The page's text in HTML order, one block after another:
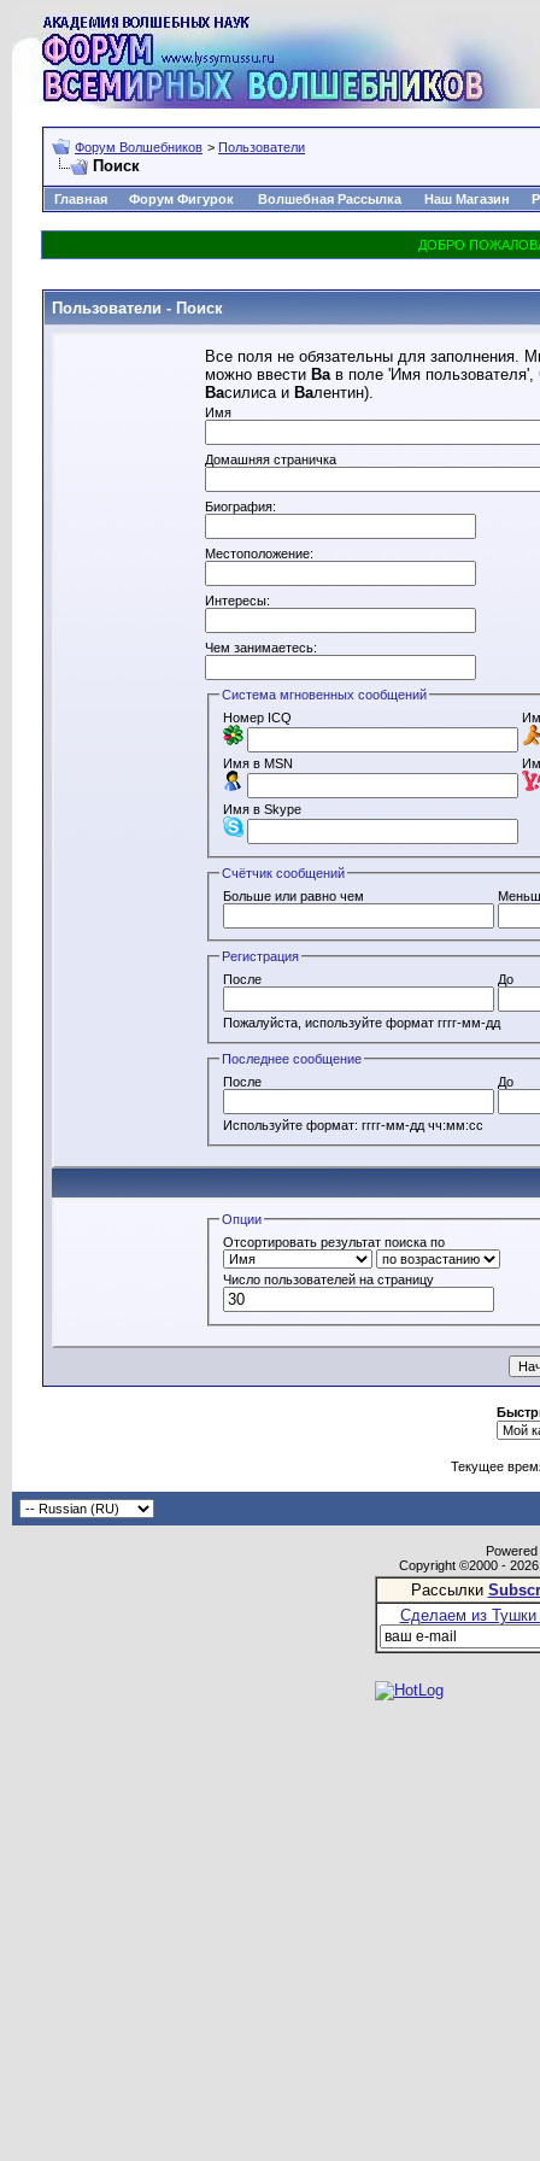
Форум Волшебников > Пользователи
Поиск
Главная Форум Фигурок Волшебная Рассылка Наш Магазин
Пользователи - Поиск
Все поля не обязательны для заполнения.
можно ввести Вав поле 'Имя пользователя',
Василиса и Валентин).
Имя
Домашняя страничка
Биография:
Местоположение:
Интересы:
Чем занимаетесь:
Система мгновенных сообщений
Номер ICQ
Имя в MSN
Имя в Skype
Счётчик сообщений
Больше или равно чем
Регистрация
После
До
Пожалуйста, используйте формат гггг-мм-дд
Последнее сообщение
После
До
Используйте формат: гггг-мм-дд чч:мм:сс
Опции
Отсортировать результат поиска по
Число пользователей на страницу
Текущее
Copyright ©2000 -
Рассылки
Сделаем из Тушки